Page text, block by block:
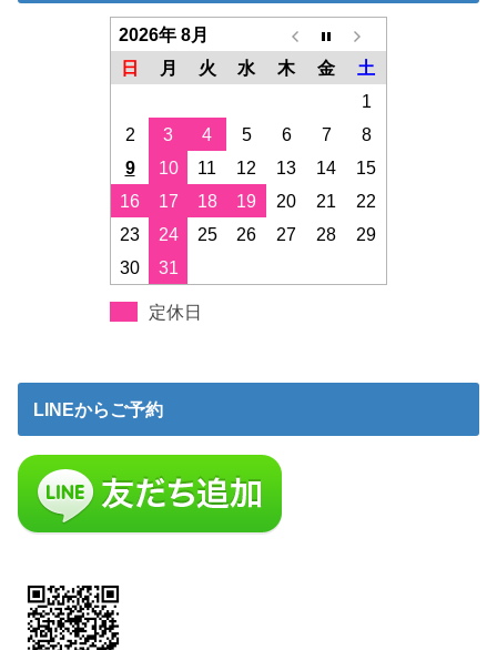
2026年 8月
日
月 火 水 木 金
土
1
2
3 4 5 6 7
8
9
10 11 12 13 14
15
16
17 18 19 20 21
22
23
24 25 26 27 28
29
30
31
定休日
LINEからご予約